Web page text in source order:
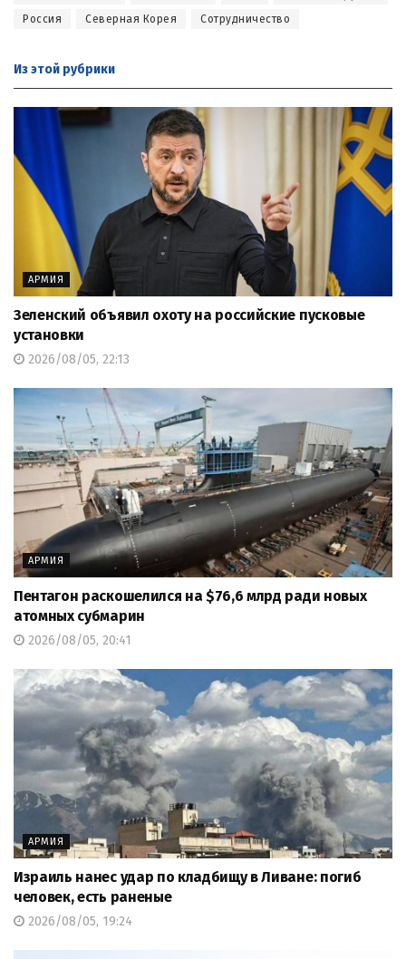
Россия
Северная Корея Сотрудничество
Из этой рубрики
АРМИЯ
Зеленский объявил охоту на российские пусковые
установки
2026/08/05, 22:13
АРМИЯ
Пентагон раскошелился на $76,6 млрд ради новых
атомных субмарин
2026/08/05, 20:41
АРМИЯ
Израиль нанес удар по кладбищу в Ливане: погиб
человек, есть раненые
2026/08/05, 19:24